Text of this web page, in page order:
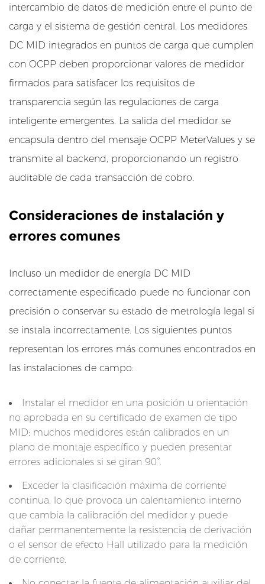
a
s
c
a
v
e
p
a
e
a
l
r
4
C
o
m
r
s
i
ó
e
l
a
s
c
intercambio de datos de medición entre el punto de
carga y el sistema de gestión central. Los medidores
DC MID integrados en puntos de carga que cumplen
con OCPP deben proporcionar valores de medidor
firmados para satisfacer los requisitos de
transparencia según las regulaciones de carga
inteligente emergentes. La salida del medidor se
encapsula dentro del mensaje OCPP MeterValues ​​y se
transmite al backend, proporcionando un registro
auditable de cada transacción de cobro.
Consideraciones de instalación y
errores comunes
Incluso un medidor de energía DC MID
correctamente especificado puede no funcionar con
precisión o conservar su estado de metrología legal si
se instala incorrectamente. Los siguientes puntos
representan los errores más comunes encontrados en
las instalaciones de campo:
Instalar el medidor en una posición u orientación
no aprobada en su certificado de examen de tipo
MID; muchos medidores están calibrados en un
plano de montaje específico y pueden presentar
errores adicionales si se giran 90°.
Exceder la clasificación máxima de corriente
continua, lo que provoca un calentamiento interno
que cambia la calibración del medidor y puede
dañar permanentemente la resistencia de derivación
o el sensor de efecto Hall utilizado para la medición
de corriente.